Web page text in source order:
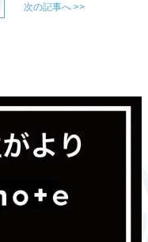
次の記事へ >>